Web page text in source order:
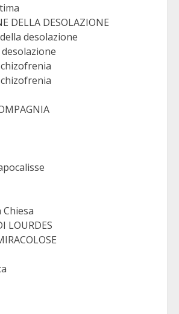
DELLA DESOLAZIONE
desolazione
LOURDES